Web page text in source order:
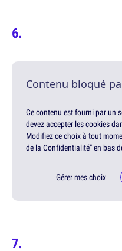
Contenu bloqué
Ce contenu est fourni par un
devez accepter les cookies
Modifiez ce choix à tout
de la Confidentialité" en bas
Gérer mes choix